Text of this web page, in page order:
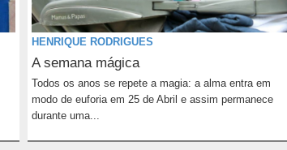
HENRIQUE RODRIGUES
A semana mágica
Todos os anos se repete a magia: a alma entra em
modo de euforia em 25 de Abril e assim permanece
durante uma...